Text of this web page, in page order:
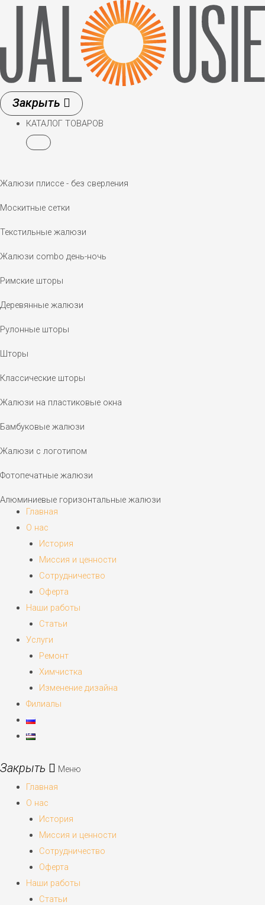
Перейти
содержимому
КАТАЛОГ ТОВАРОВ
Жалюзи плиссе - без сверления
Москитные сетки
Текстильные жалюзи
Жалюзи combo день-ночь
Римские шторы
Деревянные жалюзи
Рулонные шторы
Шторы
Классические шторы
Жалюзи на пластиковые окна
Бамбуковые жалюзи
Жалюзи с логотипом
Фотопечатные жалюзи
Алюминиевые горизонтальные жалюзи
Главная
О нас
История
Миссия и ценности
Сотрудничество
Оферта
Наши работы
Статьи
Услуги
Ремонт
Химчистка
Изменение дизайна
Филиалы
Меню
Главная
О нас
История
Миссия и ценности
Сотрудничество
Оферта
Наши работы
Статьи